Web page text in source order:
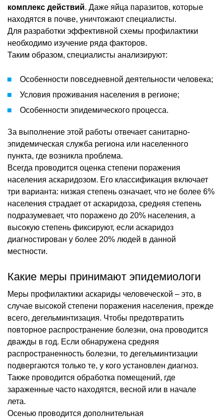
комплекс действий. Даже яйца паразитов, которые
находятся в почве, уничтожают специалисты.
Для разработки эффективной схемы профилактики
необходимо изучение ряда факторов.
Таким образом, специалисты анализируют:
Особенности повседневной деятельности человека;
Условия проживания населения в регионе;
Особенности эпидемического процесса.
За выполнение этой работы отвечает санитарно-
эпидемическая служба региона или населенного
пункта, где возникла проблема.
Всегда проводится оценка степени поражения
населения аскаридозом. Его классификация включает
три варианта: низкая степень означает, что не более 6%
населения страдает от аскаридоза, средняя степень
подразумевает, что поражено до 20% населения, а
высокую степень фиксируют, если аскаридоз
диагностирован у более 20% людей в данной
местности.
Какие меры принимают эпидемиологи
Меры профилактики аскариды человеческой – это, в
случае высокой степени поражения населения, прежде
всего, дегельминтизация. Чтобы предотвратить
повторное распространение болезни, она проводится
дважды в год. Если обнаружена средняя
распространенность болезни, то дегельминтизации
подвергаются только те, у кого установлен диагноз.
Также проводится обработка помещений, где
зараженные часто находятся, весной или в начале
лета.
Осенью проводится дополнительная